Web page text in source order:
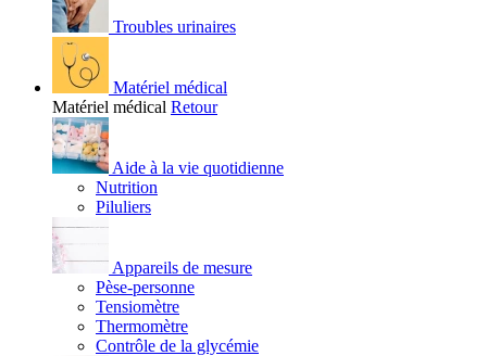
Troubles urinaires
Matériel médical
Matériel médical Retour
Aide à la vie quotidienne
Nutrition
Piluliers
Appareils de mesure
Pèse-personne
Tensiomètre
Thermomètre
Contrôle de la glycémie